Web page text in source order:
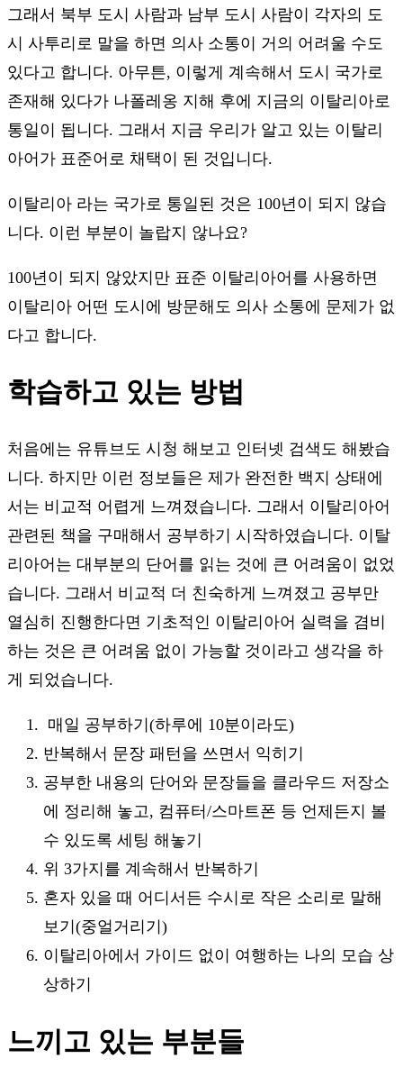
그래서 북부 도시 사람과 남부 도시 사람이 각자의 도
시 사투리로 말을 하면 의사 소통이 거의 어려울 수도
있다고 합니다. 아무튼, 이렇게 계속해서 도시 국가로
존재해 있다가 나폴레옹 지해 후에 지금의 이탈리아로
통일이 됩니다. 그래서 지금 우리가 알고 있는 이탈리
아어가 표준어로 채택이 된 것입니다.
이탈리아 라는 국가로 통일된 것은 100년이 되지 않습
니다. 이런 부분이 놀랍지 않나요?
100년이 되지 않았지만 표준 이탈리아어를 사용하면
이탈리아 어떤 도시에 방문해도 의사 소통에 문제가 없
다고 합니다.
학습하고 있는 방법
처음에는 유튜브도 시청 해보고 인터넷 검색도 해봤습
니다. 하지만 이런 정보들은 제가 완전한 백지 상태에
서는 비교적 어렵게 느껴졌습니다. 그래서 이탈리아어
관련된 책을 구매해서 공부하기 시작하였습니다. 이탈
리아어는 대부분의 단어를 읽는 것에 큰 어려움이 없었
습니다. 그래서 비교적 더 친숙하게 느껴졌고 공부만
열심히 진행한다면 기초적인 이탈리아어 실력을 겸비
하는 것은 큰 어려움 없이 가능할 것이라고 생각을 하
게 되었습니다.
매일 공부하기(하루에 10분이라도)
반복해서 문장 패턴을 쓰면서 익히기
공부한 내용의 단어와 문장들을 클라우드 저장소
에 정리해 놓고, 컴퓨터/스마트폰 등 언제든지 볼
수 있도록 세팅 해놓기
위 3가지를 계속해서 반복하기
혼자 있을 때 어디서든 수시로 작은 소리로 말해
보기(중얼거리기)
이탈리아에서 가이드 없이 여행하는 나의 모습 상
상하기
느끼고 있는 부분들